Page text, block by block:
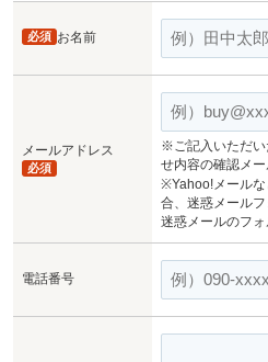
お名前
必須
メールアドレス
必須
※ご記入いただい
せ内容の確認メー
※Yahoo!メール
合、迷惑メールフ
迷惑メールのフォ
電話番号